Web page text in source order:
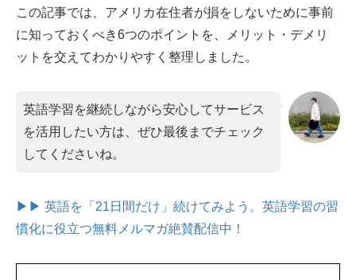
この記事では、アメリカ在住者が損をしないために事前
に知っておくべき6つのポイントを、メリット・デメリ
ットを交えてわかりやすく整理しました。
英語学習を継続しながら安心してサービス
を活用したい方は、ぜひ最後までチェック
してくださいね。
▶▶ 英語を「21日間だけ」続けてみよう。 英語学習の習
慣化に役立つ無料メルマガ絶賛配信中！